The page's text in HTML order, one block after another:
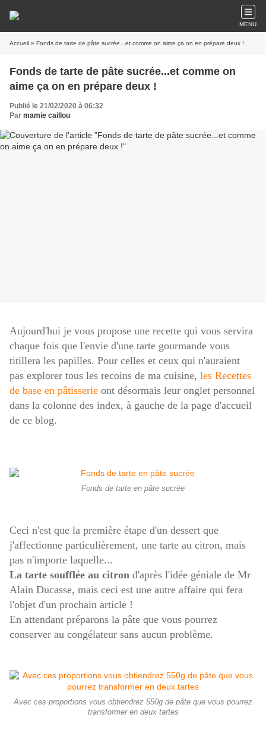
MENU
Accueil » Fonds de tarte de pâte sucrée...et comme on aime ça on en prépare deux !
Fonds de tarte de pâte sucrée...et comme on
aime ça on en prépare deux !
Publié le 21/02/2020 à 06:32
Par mamie caillou
Aujourd'hui je vous propose une recette qui vous servira
chaque fois que l'envie d'une tarte gourmande vous
titillera les papilles. Pour celles et ceux qui n'auraient
pas explorer tous les recoins de ma cuisine, les Recettes
de base en pâtisserie ont désormais leur onglet personnel
dans la colonne des index, à gauche de la page d'accueil
de ce blog.
Fonds de tarte en pâte sucrée
Ceci n'est que la première étape d'un dessert que
j'affectionne particulièrement, une tarte au citron, mais
pas n'importe laquelle...
La tarte soufflée au citron d'après l'idée géniale de Mr
Alain Ducasse, mais ceci est une autre affaire qui fera
l'objet d'un prochain article !
En attendant préparons la pâte que vous pourrez
conserver au congélateur sans aucun problème.
Avec ces proportions vous obtiendrez 550g de pâte que vous pourrez
transformer en deux tartes